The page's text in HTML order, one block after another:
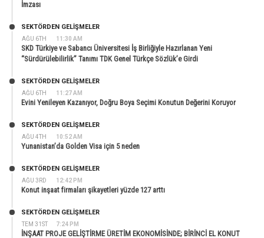
İmzası
AĞU 6TH 11:30 AM
SEKTÖRDEN GELIŞMELER
SKD Türkiye ve Sabancı Üniversitesi İş Birliğiyle Hazırlanan Yeni
“Sürdürülebilirlik” Tanımı TDK Genel Türkçe Sözlük’e Girdi
AĞU 6TH 11:27 AM
SEKTÖRDEN GELIŞMELER
Evini Yenileyen Kazanıyor, Doğru Boya Seçimi Konutun Değerini Koruyor
AĞU 4TH 10:52 AM
SEKTÖRDEN GELIŞMELER
Yunanistan’da Golden Visa için 5 neden
AĞU 3RD 12:42 PM
SEKTÖRDEN GELIŞMELER
Konut inşaat firmaları şikayetleri yüzde 127 arttı
TEM 31ST 7:24 PM
SEKTÖRDEN GELIŞMELER
İNŞAAT PROJE GELİŞTİRME ÜRETİM EKONOMİSİNDE; BİRİNCİ EL KONUT